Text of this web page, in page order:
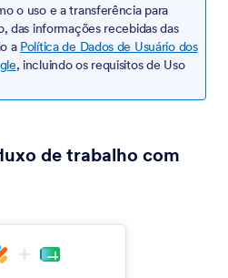
o uso e a transferência para
das informações recebidas das
a Política de Dados de Usuário dos
, incluindo os requisitos de Uso
de trabalho com
em novos contatos no Google
to OneNote as notes.